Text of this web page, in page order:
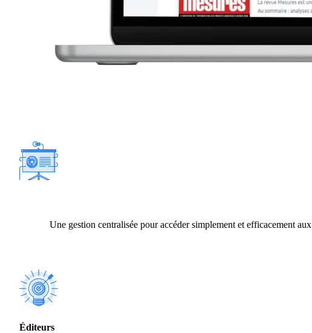
Une gestion centralisée pour accéder simplement et efficacement
Éditeurs